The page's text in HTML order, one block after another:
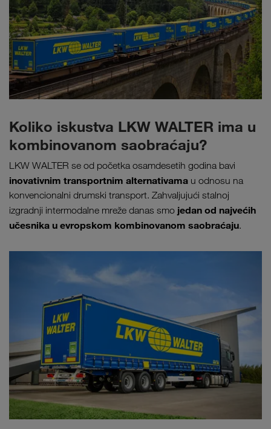
Koliko iskustva LKW WALTER ima u
kombinovanom saobraćaju?
LKW WALTER se od početka osamdesetih godina bavi
inovativnim transportnim alternativama u odnosu na
konvencionalni drumski transport. Zahvaljujući stalnoj
izgradnji intermodalne mreže danas smo jedan od najvećih
učesnika u evropskom kombinovanom saobraćaju.